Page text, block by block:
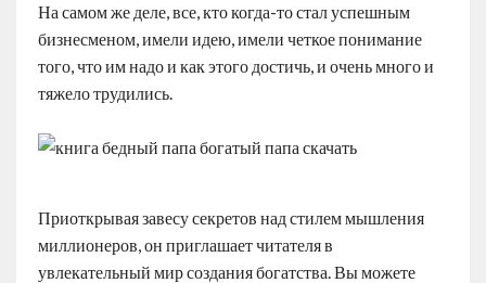
На самом же деле, все, кто когда-то стал успешным
бизнесменом, имели идею, имели четкое понимание
того, что им надо и как этого достичь, и очень много и
тяжело трудились.
Приоткрывая завесу секретов над стилем мышления
миллионеров, он приглашает читателя в
увлекательный мир создания богатства. Вы можете